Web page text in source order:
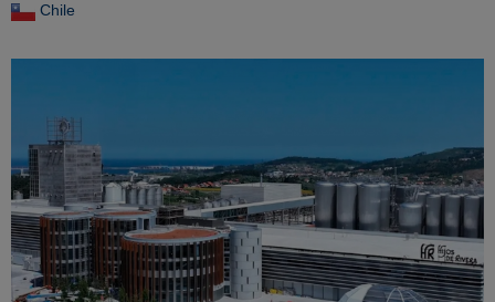
Chile